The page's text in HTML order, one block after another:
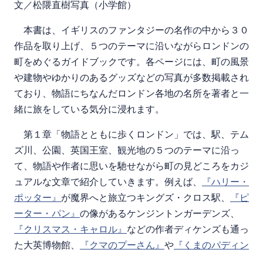
文／松隈直樹写真（小学館）
本書は、イギリスのファンタジーの名作の中から３０
作品を取り上げ、５つのテーマに沿いながらロンドンの
町をめぐるガイドブックです。各ページには、町の風景
や建物やゆかりのあるグッズなどの写真が多数掲載され
ており、物語にちなんだロンドン各地の名所を著者と一
緒に旅をしている気分に浸れます。
第１章「物語とともに歩くロンドン」では、駅、テム
ズ川、公園、英国王室、観光地の５つのテーマに沿っ
て、物語や作者に思いを馳せながら町の見どころをカジ
ュアルな文章で紹介していきます。例えば、
『ハリー・
ポッター』 が魔界へと旅立つキングズ・クロス駅、
『ピ
ーター・パン』 の像があるケンジントンガーデンズ、
『クリスマス・キャロル』 などの作者ディケンズも通っ
た大英博物館、
『クマのプーさん』 や 『くまのパディン